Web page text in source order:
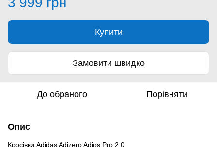
Купити
Замовити швидко
До обраного Порівняти
Опис
Кросівки Adidas Adizero Adios Pro 2.0